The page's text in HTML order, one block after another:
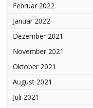
Februar 2022
Januar 2022
Dezember 2021
November 2021
Oktober 2021
August 2021
Juli 2021